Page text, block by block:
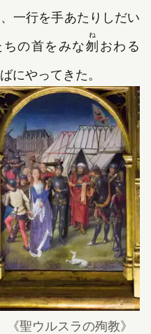
一行を手あたりしだい
の首をみな刎
ね
おわる
にやってきた。
《聖ウルスラの殉教》